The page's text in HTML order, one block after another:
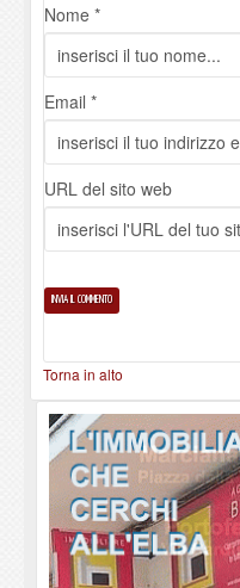
Nome *
Email *
URL del sito web
Torna in alto